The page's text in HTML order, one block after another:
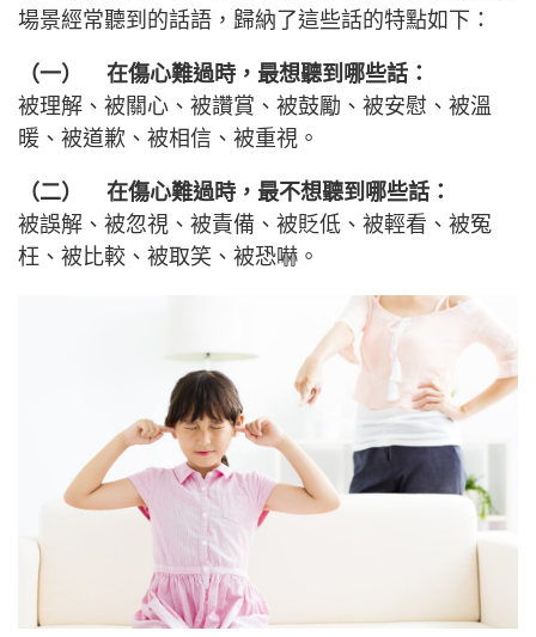
場景經常聽到的話語，歸納了這些話的特點如下：
（一） 在傷心難過時，最想聽到哪些話：
被理解、被關心、被讚賞、被鼓勵、被安慰、被溫
暖、被道歉、被相信、被重視。
（二） 在傷心難過時，最不想聽到哪些話：
被誤解、被忽視、被責備、被貶低、被輕看、被冤
枉、被比較、被取笑、被恐嚇。